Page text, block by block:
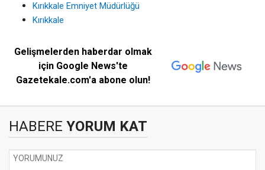
Kırıkkale Emniyet Müdürlüğü
Kırıkkale
Gelişmelerden haberdar olmak
için Google News'te
Gazetekale.com'a abone olun!
HABERE YORUM KAT